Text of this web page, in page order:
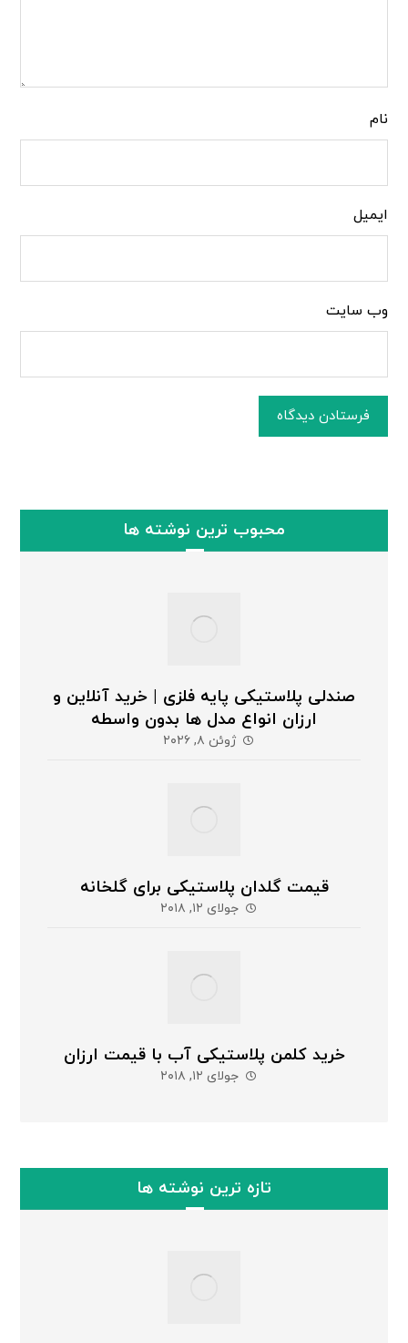
نام
ایمیل
وب‌ سایت
فرستادن دیدگاه
محبوب ترین نوشته ها
صندلی پلاستیکی پایه فلزی | خرید آنلاین و
ارزان انواع مدل ها بدون واسطه
ژوئن ۸, ۲۰۲۶
قیمت گلدان پلاستیکی برای گلخانه
جولای ۱۲, ۲۰۱۸
خرید کلمن پلاستیکی آب با قیمت ارزان
جولای ۱۲, ۲۰۱۸
تازه ترین نوشته ها